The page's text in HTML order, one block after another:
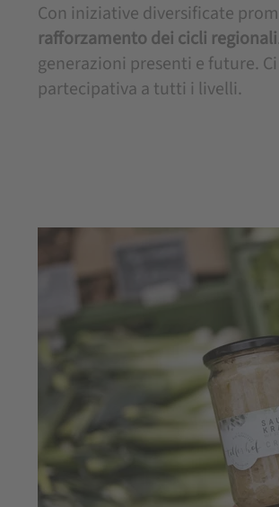
Con iniziative diversificate
rafforzamento dei cicli regionali
generazioni presenti e future.
partecipativa a tutti i livelli.